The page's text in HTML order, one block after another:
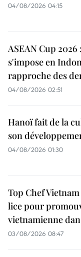
04/08/2026 04:15
ASEAN Cup 2026
s'impose en
rapproche des
04/08/2026 02:51
Hanoï fait de la
son
04/08/2026 01:30
Top Chef
lice pour
vietnamienne
03/08/2026 08:47